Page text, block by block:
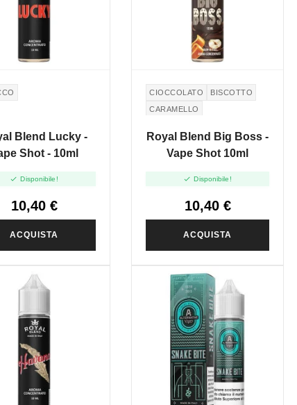
Blend Lucky -
Shot - 10ml
 Disponibile!
10,40 €
ACQUISTA
CIOCCOLATO
BISCOTTO
CARAMELLO
Royal Blend Big Boss -
Vape Shot 10ml
 Disponibile!
10,40 €
ACQUISTA